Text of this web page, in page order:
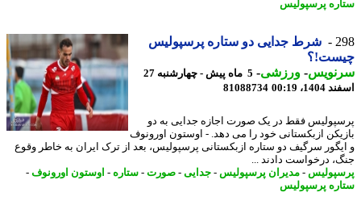
پرسپولیس
شرط جدایی دو ستاره پرسپولیس
-ورزشی-
5 ماه پیش - چهارشنبه 27
00:19
81088734
فقط در یک صورت اجازه جدایی به دو
ازبکستانی خود را می دهد. - اوستون اورونوف
سرگیف دو ستاره ازبکستانی پرسپولیس، بعد از ترک ایران به خاطر وقوع
درخواست دادند ...
-مدیران پرسپولیس-جدایی- صورت- ستاره-اوستون اورونوف-
پرسپولیس